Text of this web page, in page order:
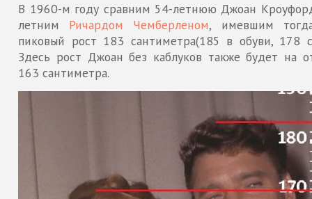
В 1960-м году сравним 54-летнюю Джоан
летним Ричардом Чемберленом, имевшим
пиковый рост 183 сантиметра(185 в обуви, 178
Здесь рост Джоан без каблуков также будет на
163 сантиметра.